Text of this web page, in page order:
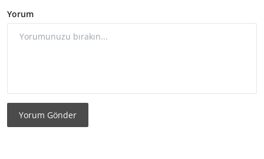
Yorum
Yorum Gönder